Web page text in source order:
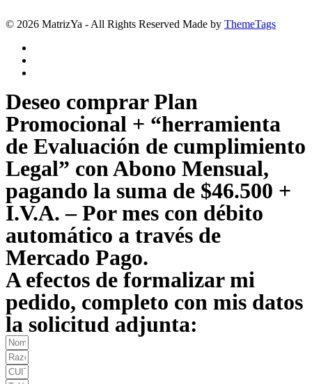
© 2026 MatrizYa - All Rights Reserved Made by ThemeTags
Deseo comprar Plan
Promocional + “herramienta
de Evaluación de cumplimiento
Legal” con Abono Mensual,
pagando la suma de $46.500 +
I.V.A. – Por mes con débito
automático a través de
Mercado Pago.
A efectos de formalizar mi
pedido, completo con mis datos
la solicitud adjunta: